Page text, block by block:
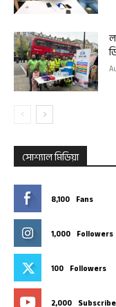
সোশ্যাল মিডিয়া
8,100 Fans
1,000 Followers
100 Followers
2,000